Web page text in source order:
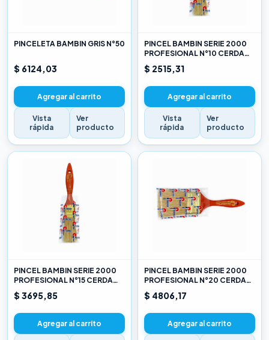
PINCELETA BAMBIN GRIS N°50
$ 6124,03
Agregar al carrito
Vista
rápida
Ver
producto
PINCEL BAMBIN SERIE 2000
PROFESIONAL N°10 CERDA
CHINA BLANCA
$ 2515,31
Agregar al carrito
Vista
rápida
Ver
producto
PINCEL BAMBIN SERIE 2000
PROFESIONAL N°15 CERDA
CHINA BLANCA
$ 3695,85
Agregar al carrito
PINCEL BAMBIN SERIE 2000
PROFESIONAL N°20 CERDA
CHINA BLANCA
$ 4806,17
Agregar al carrito